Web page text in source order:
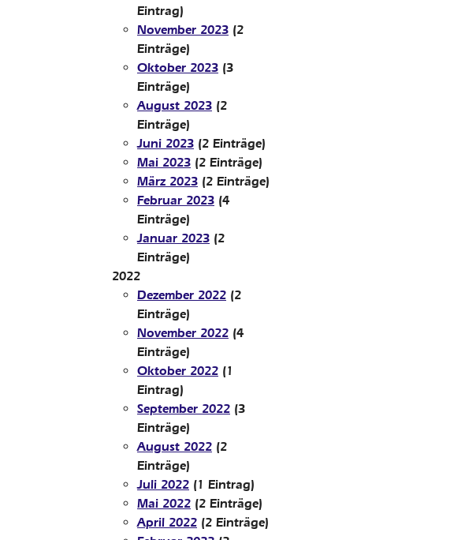
Eintrag)
November 2023 (2
Einträge)
Oktober 2023 (3
Einträge)
August 2023 (2
Einträge)
Juni 2023 (2 Einträge)
Mai 2023 (2 Einträge)
März 2023 (2 Einträge)
Februar 2023 (4
Einträge)
Januar 2023 (2
Einträge)
2022
Dezember 2022 (2
Einträge)
November 2022 (4
Einträge)
Oktober 2022 (1
Eintrag)
September 2022 (3
Einträge)
August 2022 (2
Einträge)
Juli 2022 (1 Eintrag)
Mai 2022 (2 Einträge)
April 2022 (2 Einträge)